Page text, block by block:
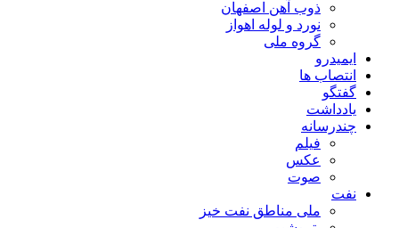
ذوب آهن اصفهان
نورد و لوله اهواز
گروه ملی
ایمیدرو
انتصاب ها
گفتگو
یادداشت
چندرسانه
فیلم
عکس
صوت
نفت
ملی مناطق نفت خیز